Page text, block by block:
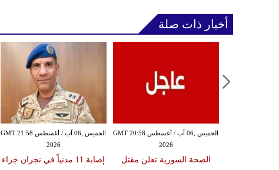
أخبار ذات صلة
الخميس ,06 آب / أغسطس GMT 21:58
2026
إصابة 11 مدنياً في نجران جراء
الخميس ,06 آب / أغسطس GMT 20:58
2026
الصحة السورية تعلن مقتل